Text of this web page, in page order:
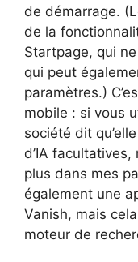
de démarrage.
de la
Startpage, qui
qui peut
paramètres.)
mobile : si vous
société dit
d’IA
plus dans mes
également une
Vanish, mais
moteur de